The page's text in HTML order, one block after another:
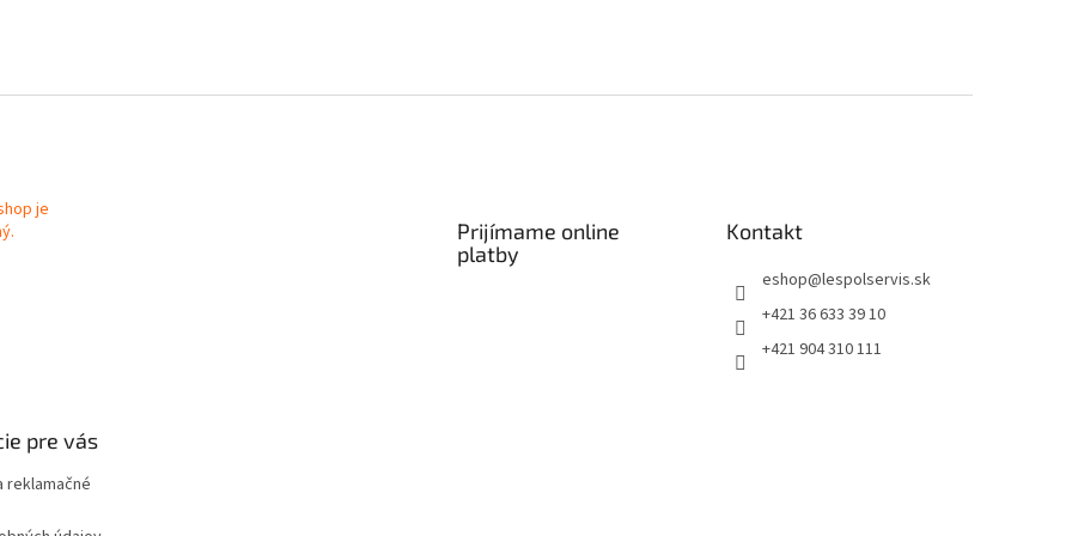
Prijímame online
platby
Kontakt
eshop@lespolservis.sk
+421 36 633 39 10
+421 904 310 111
pre vás
reklamačné